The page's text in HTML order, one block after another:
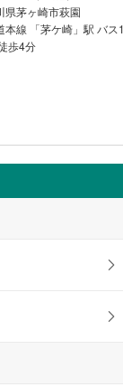
県茅ヶ崎市萩園
本線 「茅ケ崎」駅 バス
歩4分